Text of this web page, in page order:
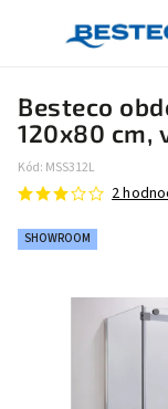
Besteco
120x80 cm,
Kód: MSS312L
SHOWROOM
2